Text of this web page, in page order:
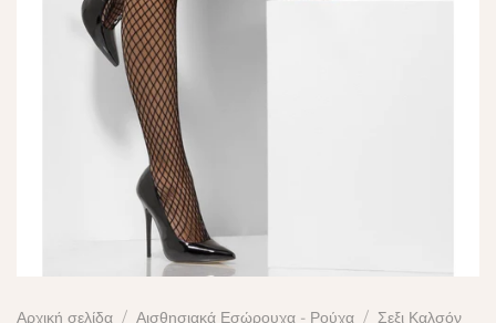
Αρχική σελίδα / Αισθησιακά Εσώρουχα - Ρούχα / Σεξι Καλσόν